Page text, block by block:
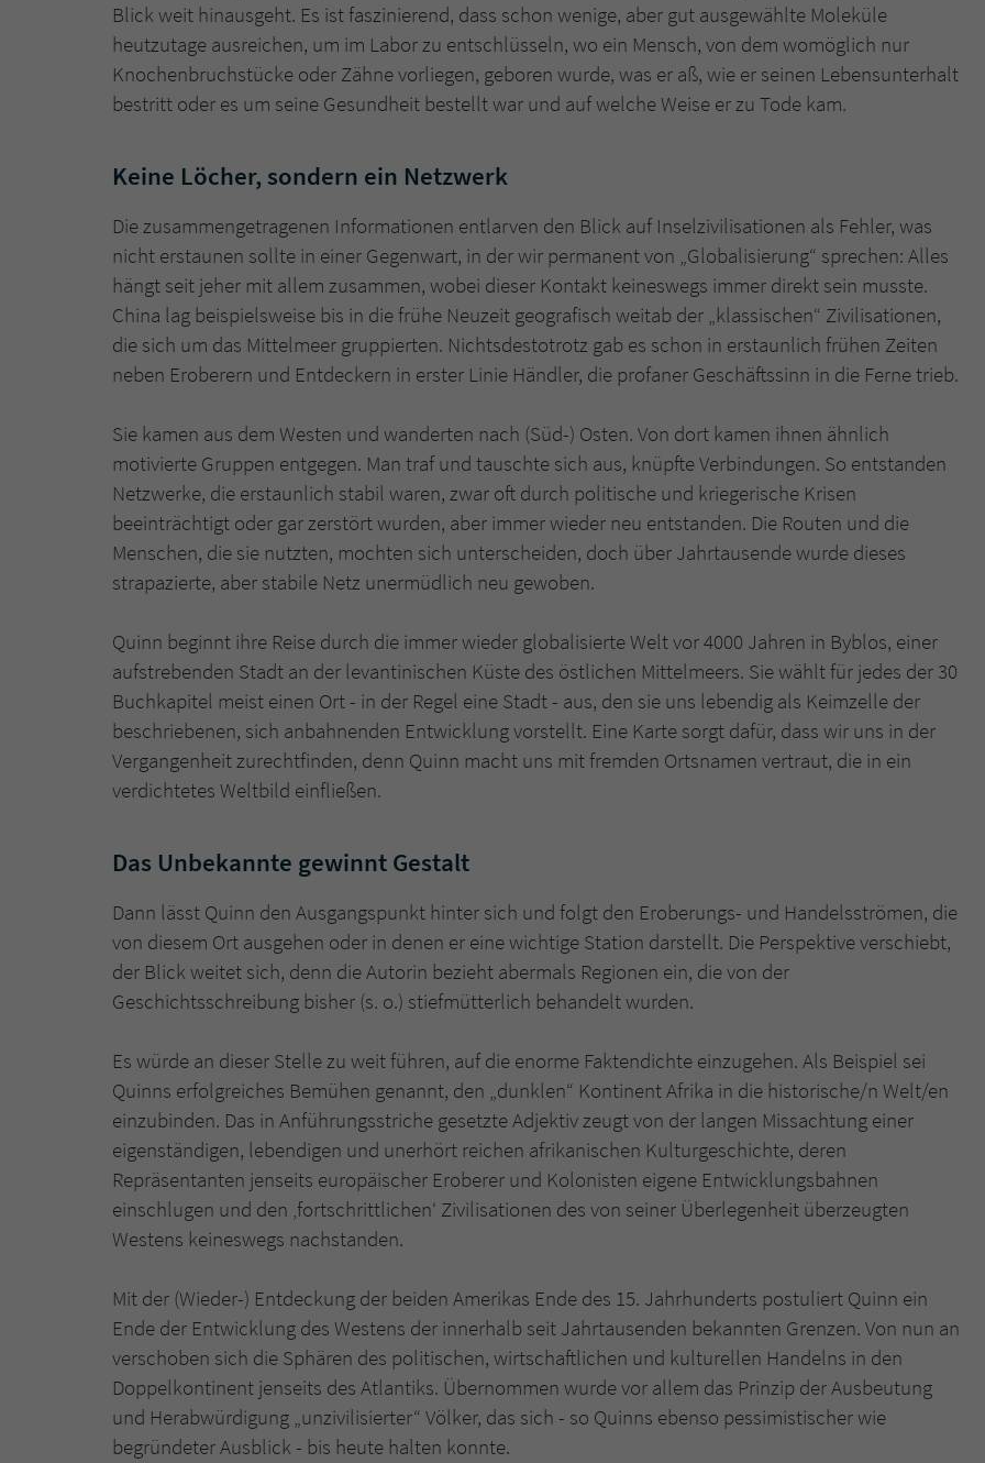
Blick weit hinausgeht. Es ist faszinierend, dass schon wenige, aber gut ausgewählte Moleküle
heutzutage ausreichen, um im Labor zu entschlüsseln, wo ein Mensch, von dem womöglich nur
Knochenbruchstücke oder Zähne vorliegen, geboren wurde, was er aß, wie er seinen Lebensunterhalt
bestritt oder es um seine Gesundheit bestellt war und auf welche Weise er zu Tode kam.
Keine Löcher, sondern ein Netzwerk
Die zusammengetragenen Informationen entlarven den Blick auf Inselzivilisationen als Fehler, was
nicht erstaunen sollte in einer Gegenwart, in der wir permanent von „Globalisierung“ sprechen: Alles
hängt seit jeher mit allem zusammen, wobei dieser Kontakt keineswegs immer direkt sein musste.
China lag beispielsweise bis in die frühe Neuzeit geografisch weitab der „klassischen“ Zivilisationen,
die sich um das Mittelmeer gruppierten. Nichtsdestotrotz gab es schon in erstaunlich frühen Zeiten
neben Eroberern und Entdeckern in erster Linie Händler, die profaner Geschäftssinn in die Ferne trieb.
Sie kamen aus dem Westen und wanderten nach (Süd-) Osten. Von dort kamen ihnen ähnlich
motivierte Gruppen entgegen. Man traf und tauschte sich aus, knüpfte Verbindungen. So entstanden
Netzwerke, die erstaunlich stabil waren, zwar oft durch politische und kriegerische Krisen
beeinträchtigt oder gar zerstört wurden, aber immer wieder neu entstanden. Die Routen und die
Menschen, die sie nutzten, mochten sich unterscheiden, doch über Jahrtausende wurde dieses
strapazierte, aber stabile Netz unermüdlich neu gewoben.
Quinn beginnt ihre Reise durch die immer wieder globalisierte Welt vor 4000 Jahren in Byblos, einer
aufstrebenden Stadt an der levantinischen Küste des östlichen Mittelmeers. Sie wählt für jedes der 30
Buchkapitel meist einen Ort - in der Regel eine Stadt - aus, den sie uns lebendig als Keimzelle der
beschriebenen, sich anbahnenden Entwicklung vorstellt. Eine Karte sorgt dafür, dass wir uns in der
Vergangenheit zurechtfinden, denn Quinn macht uns mit fremden Ortsnamen vertraut, die in ein
verdichtetes Weltbild einfließen.
Das Unbekannte gewinnt Gestalt
Dann lässt Quinn den Ausgangspunkt hinter sich und folgt den Eroberungs- und Handelsströmen, die
von diesem Ort ausgehen oder in denen er eine wichtige Station darstellt. Die Perspektive verschiebt,
der Blick weitet sich, denn die Autorin bezieht abermals Regionen ein, die von der
Geschichtsschreibung bisher (s. o.) stiefmütterlich behandelt wurden.
Es würde an dieser Stelle zu weit führen, auf die enorme Faktendichte einzugehen. Als Beispiel sei
Quinns erfolgreiches Bemühen genannt, den „dunklen“ Kontinent Afrika in die historische/n Welt/en
einzubinden. Das in Anführungsstriche gesetzte Adjektiv zeugt von der langen Missachtung einer
eigenständigen, lebendigen und unerhört reichen afrikanischen Kulturgeschichte, deren
Repräsentanten jenseits europäischer Eroberer und Kolonisten eigene Entwicklungsbahnen
einschlugen und den ‚fortschrittlichen‘ Zivilisationen des von seiner Überlegenheit überzeugten
Westens keineswegs nachstanden.
Mit der (Wieder-) Entdeckung der beiden Amerikas Ende des 15. Jahrhunderts postuliert Quinn ein
Ende der Entwicklung des Westens der innerhalb seit Jahrtausenden bekannten Grenzen. Von nun an
verschoben sich die Sphären des politischen, wirtschaftlichen und kulturellen Handelns in den
Doppelkontinent jenseits des Atlantiks. Übernommen wurde vor allem das Prinzip der Ausbeutung
und Herabwürdigung „unzivilisierter“ Völker, das sich - so Quinns ebenso pessimistischer wie
begründeter Ausblick - bis heute halten konnte.